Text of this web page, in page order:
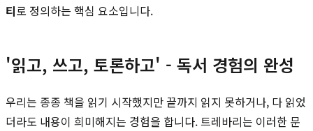
티로 정의하는 핵심 요소입니다.
'읽고, 쓰고, 토론하고' - 독서 경험의 완성
우리는 종종 책을 읽기 시작했지만 끝까지 읽지 못하거나, 다 읽었
더라도 내용이 희미해지는 경험을 합니다. 트레바리는 이러한 문